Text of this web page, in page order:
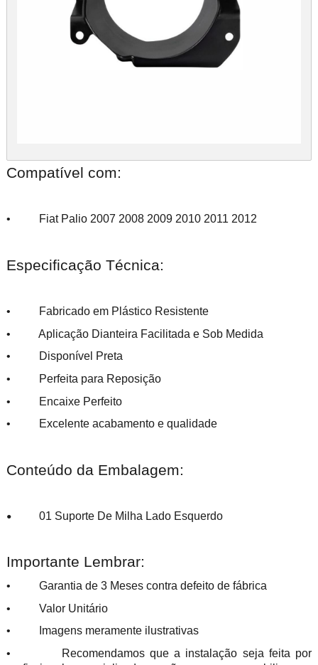
Compatível com:
• Fiat Palio 2007 2008 2009 2010 2011 2012
Especificação Técnica:
• Fabricado em Plástico Resistente
• Aplicação Dianteira Facilitada e Sob Medida
• Disponível Preta
• Perfeita para Reposição
• Encaixe Perfeito
• Excelente acabamento e qualidade
Conteúdo da Embalagem:
• 01 Suporte De Milha Lado Esquerdo
Importante Lembrar:
• Garantia de 3 Meses contra defeito de fábrica
• Valor Unitário
• Imagens meramente ilustrativas
• Recomendamos que a instalação seja feita por